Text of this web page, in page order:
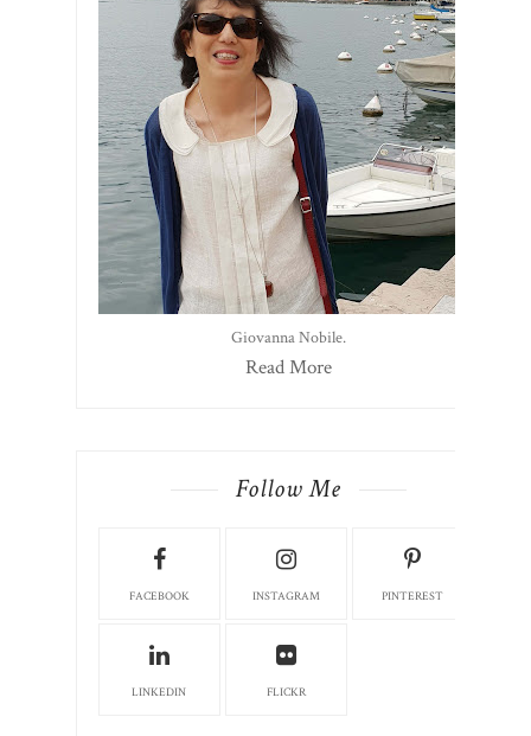
Giovanna Nobile.
Read More
Follow Me
FACEBOOK INSTAGRAM PINTEREST
LINKEDIN FLICKR